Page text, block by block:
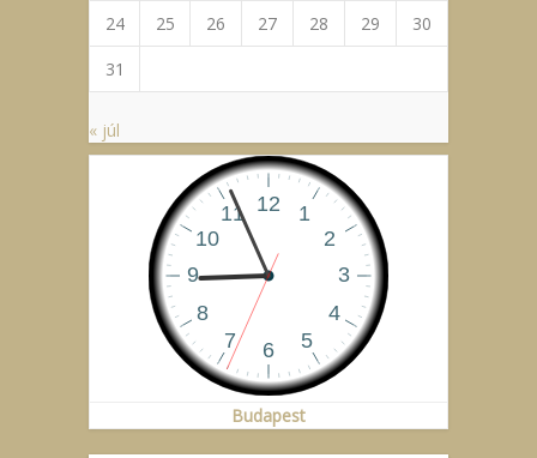
24
25 26 27 28 29
30
31
« júl
Budapest